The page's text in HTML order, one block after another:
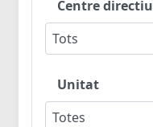
Centre directiu
Tots
Unitat
Totes